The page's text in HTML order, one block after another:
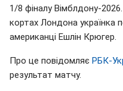
1/8 фіналу Вімблдону-
кортах Лондона українка
американці Ешлін Крюгер.
Про це повідомляє РБК-
результат матчу.